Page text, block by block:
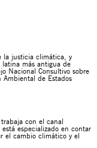
la justicia climática, y
latina más antigua de
Nacional Consultivo sobre
de Estados
con el canal
especializado en contar
el cambio climático y el